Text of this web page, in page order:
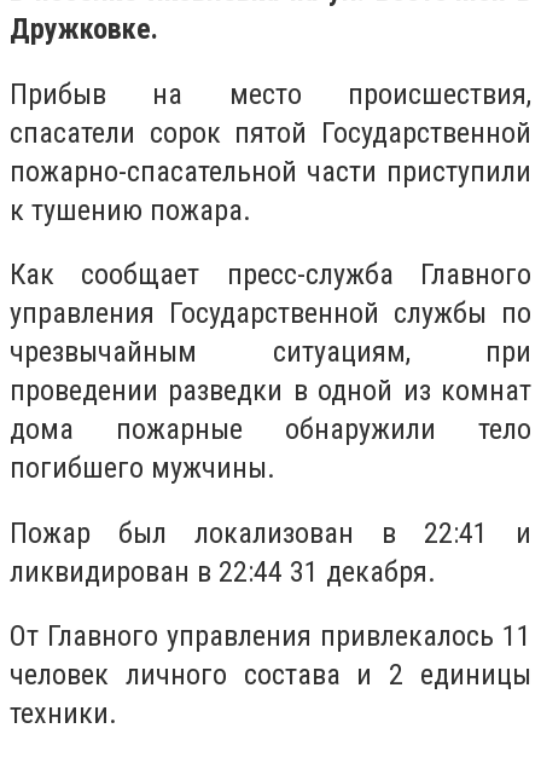
Дружковке.
Прибыв на место происшествия,
спасатели сорок пятой Государственной
пожарно-спасательной части приступили
к тушению пожара.
Как сообщает пресс-служба Главного
управления Государственной службы по
чрезвычайным ситуациям, при
проведении разведки в одной из комнат
дома пожарные обнаружили тело
погибшего мужчины.
Пожар был локализован в 22:41 и
ликвидирован в 22:44 31 декабря.
От Главного управления привлекалось 11
человек личного состава и 2 единицы
техники.